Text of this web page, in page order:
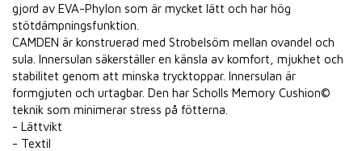
gjord av EVA-Phylon som är mycket lätt och har hög
stötdämpningsfunktion.
CAMDEN är konstruerad med Strobelsöm mellan ovandel och
sula. Innersulan säkerställer en känsla av komfort, mjukhet och
stabilitet genom att minska trycktoppar. Innersulan är
formgjuten och urtagbar. Den har Scholls Memory Cushion©
teknik som minimerar stress på fötterna.
- Lättvikt
- Textil